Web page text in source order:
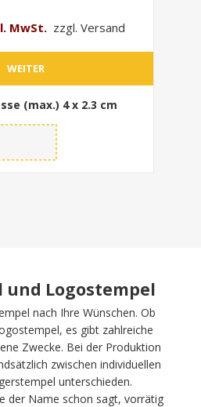
MwSt. zzgl. Versand
WEITER
(max.) 4 x 2.3 cm
und Logostempel
nach Ihre Wünschen. Ob
es gibt zahlreiche
Zwecke. Bei der Produktion
zwischen individuellen
unterschieden.
der Name schon sagt, vorrätig